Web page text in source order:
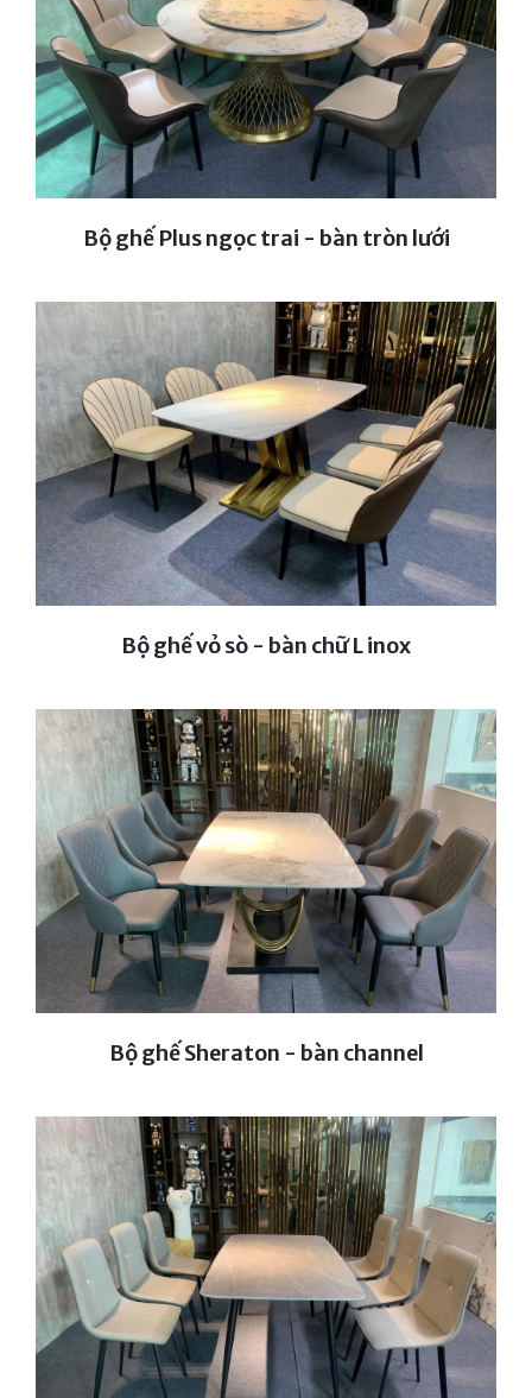
Bộ ghế Plus ngọc trai - bàn tròn lưới
Bộ ghế vỏ sò - bàn chữ L inox
Bộ ghế Sheraton - bàn channel